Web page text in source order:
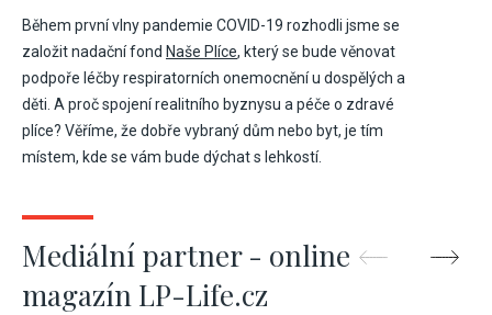
Během první vlny pandemie COVID-19 rozhodli jsme se
založit nadační fond Naše Plíce, který se bude věnovat
podpoře léčby respiratorních onemocnění u dospělých a
děti. A proč spojení realitního byznysu a péče o zdravé
plíce? Věříme, že dobře vybraný dům nebo byt, je tím
místem, kde se vám bude dýchat s lehkostí.
Mediální partner - online
magazín LP-Life.cz